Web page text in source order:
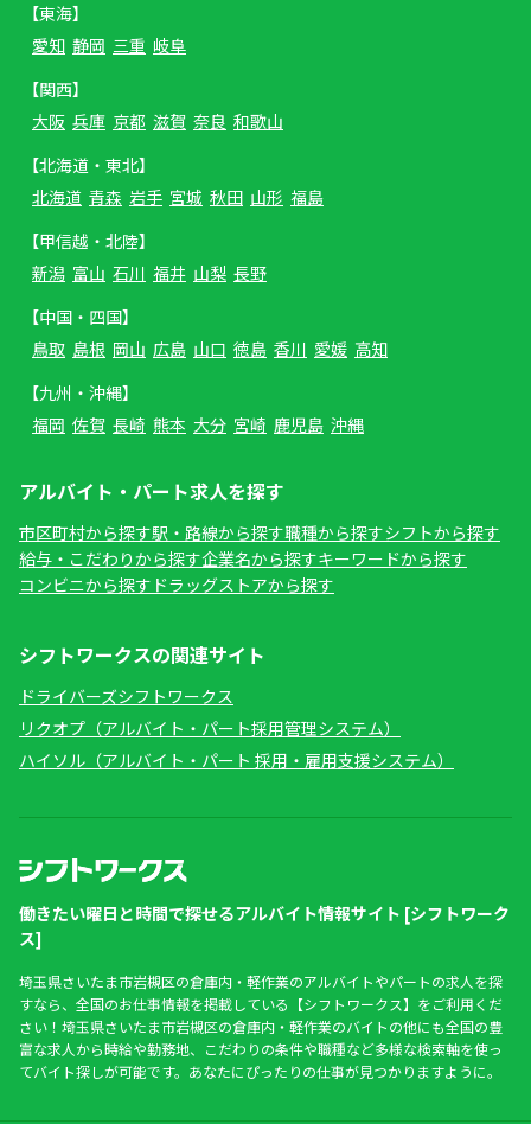
【東海】
愛知 静岡 三重 岐阜
【関西】
大阪 兵庫 京都 滋賀 奈良 和歌山
【北海道・東北】
北海道 青森 岩手 宮城 秋田 山形 福島
【甲信越・北陸】
新潟 富山 石川 福井 山梨 長野
【中国・四国】
鳥取 島根 岡山 広島 山口 徳島 香川 愛媛 高知
【九州・沖縄】
福岡 佐賀 長崎 熊本 大分 宮崎 鹿児島 沖縄
アルバイト・パート求人を探す
市区町村から探す駅・路線から探す職種から探すシフトから探す
給与・こだわりから探す企業名から探すキーワードから探す
コンビニから探す ドラッグストアから探す
シフトワークスの関連サイト
ドライバーズシフトワークス
リクオプ（アルバイト・パート採用管理システム）
ハイソル（アルバイト・パート 採用・雇用支援システム）
働きたい曜日と時間で探せるアルバイト情報サイト [シフトワーク
ス]
埼玉県さいたま市岩槻区の倉庫内・軽作業のアルバイトやパートの求人を探
すなら、全国のお仕事情報を掲載している【シフトワークス】をご利用くだ
さい！埼玉県さいたま市岩槻区の倉庫内・軽作業のバイトの他にも全国の豊
富な求人から時給や勤務地、こだわりの条件や職種など多様な検索軸を使っ
てバイト探しが可能です。あなたにぴったりの仕事が見つかりますように。